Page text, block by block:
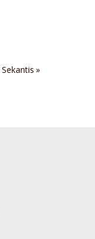
Sekantis